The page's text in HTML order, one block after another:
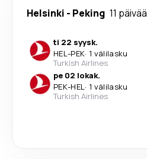
Helsinki - Peking 11 päivää
ti 22 syysk.
HEL-PEK· 1 välilasku
Turkish Airlines
pe 02 lokak.
PEK-HEL· 1 välilasku
Turkish Airlines